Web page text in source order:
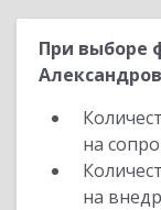
При выборе
на
на